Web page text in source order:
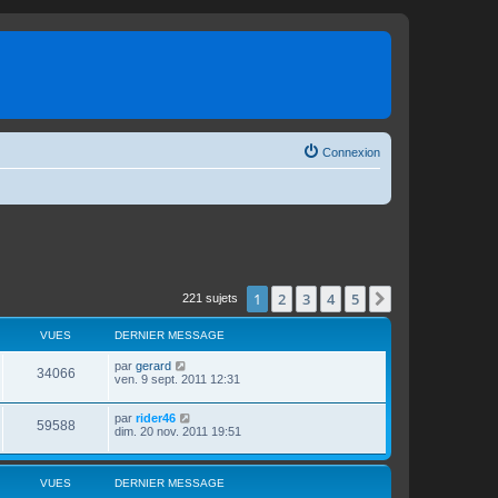
Connexion
221 sujets 1 2 3 4 5
VUES DERNIER MESSAGE
34066V
u
e
s
D
e
n
i
e
m
e
s
par gerard
ven. 9 sept. 2011 12:31
59588V
u
D
e
n
i
e
par rider46
dim. 20 nov. 2011 19:51
VUES DERNIER MESSAGE